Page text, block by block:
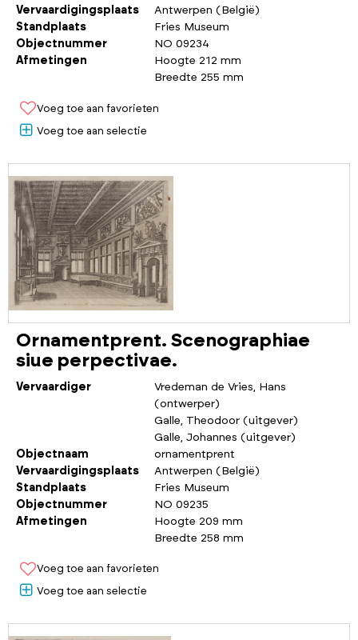
Vervaardigingsplaats
Antwerpen (België)
Standplaats
Fries Museum
Objectnummer
NO 09234
Afmetingen
Hoogte 212 mm
Breedte 255 mm
Voeg toe aan favorieten
Voeg toe aan selectie
Ornamentprent. Scenographiae
siue perpectivae.
Vervaardiger
Vredeman de Vries, Hans
(ontwerper)
Galle, Theodoor (uitgever)
Galle, Johannes (uitgever)
Objectnaam
ornamentprent
Vervaardigingsplaats
Antwerpen (België)
Standplaats
Fries Museum
Objectnummer
NO 09235
Afmetingen
Hoogte 209 mm
Breedte 258 mm
Voeg toe aan favorieten
Voeg toe aan selectie